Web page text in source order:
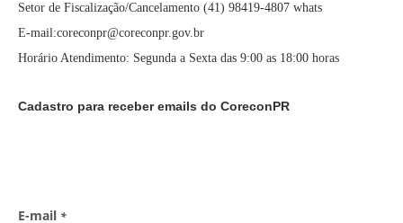
Setor de Fiscalização/Cancelamento (41) 98419-4807 whats
E-mail:coreconpr@coreconpr.gov.br
Horário Atendimento: Segunda a Sexta das 9:00 as 18:00 horas
Cadastro para receber emails do CoreconPR